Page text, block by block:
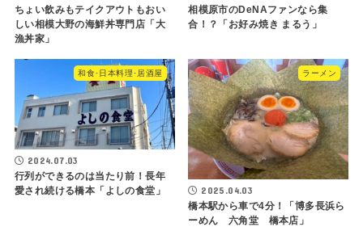
ちょい飲みもテイクアウトもおい
しい相模大野の海鮮丼専門店「大
漁丼家」
相模原市のDeNAファンなら集
合！？「お好み焼き まるう」
和食･日本料理･居酒屋
2024.07.03
行列ができるのは当たり前！長年
愛され続ける橋本「よしの食堂」
ラーメン
2025.04.03
橋本駅から車で4分！「博多長浜ら
ーめん 六角堂 橋本店」